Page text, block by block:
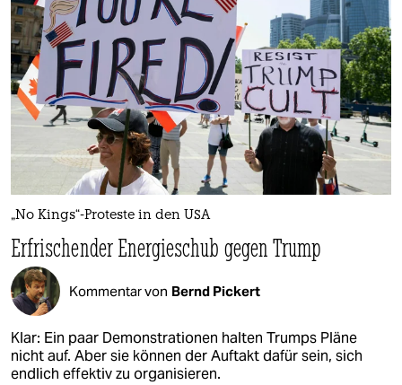
„No Kings“-Proteste in den USA
Erfrischender Energieschub gegen Trump
Kommentar von Bernd Pickert
Klar: Ein paar Demonstrationen halten Trumps Pläne
nicht auf. Aber sie können der Auftakt dafür sein, sich
endlich effektiv zu organisieren.